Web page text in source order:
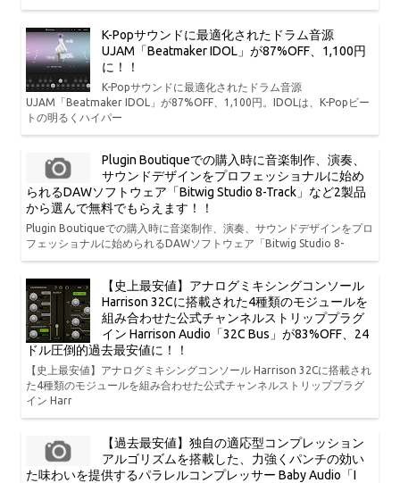
K-Popサウンドに最適化されたドラム音源
UJAM「Beatmaker IDOL」が87%OFF、1,100円
に！！
K-Popサウンドに最適化されたドラム音源
UJAM「Beatmaker IDOL」が87%OFF、1,100円。IDOLは、K-Popビー
トの明るくハイパー
Plugin Boutiqueでの購入時に音楽制作、演奏、
サウンドデザインをプロフェッショナルに始め
られるDAWソフトウェア「Bitwig Studio 8-Track」など2製品
から選んで無料でもらえます！！
Plugin Boutiqueでの購入時に音楽制作、演奏、サウンドデザインをプロ
フェッショナルに始められるDAWソフトウェア「Bitwig Studio 8-
【史上最安値】アナログミキシングコンソール
Harrison 32Cに搭載された4種類のモジュールを
組み合わせた公式チャンネルストリッププラグ
イン Harrison Audio「32C Bus」が83%OFF、24
ドル圧倒的過去最安値に！！
【史上最安値】アナログミキシングコンソール Harrison 32Cに搭載され
た4種類のモジュールを組み合わせた公式チャンネルストリッププラグ
イン Harr
【過去最安値】独自の適応型コンプレッション
アルゴリズムを搭載した、力強くパンチの効い
た味わいを提供するパラレルコンプレッサー Baby Audio「I